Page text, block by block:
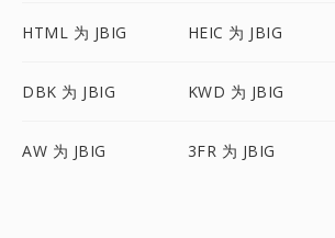
HTML 为 JBIG HEIC 为 JBIG
DBK 为 JBIG KWD 为 JBIG
AW 为 JBIG 3FR 为 JBIG